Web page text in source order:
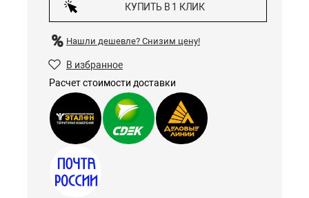
КУПИТЬ В 1 КЛИК
Нашли дешевле? Снизим цену!
В избранное
Расчет стоимости доставки